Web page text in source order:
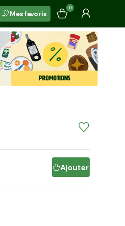
Mes favoris
0
PROMOTIONS
Ajouter